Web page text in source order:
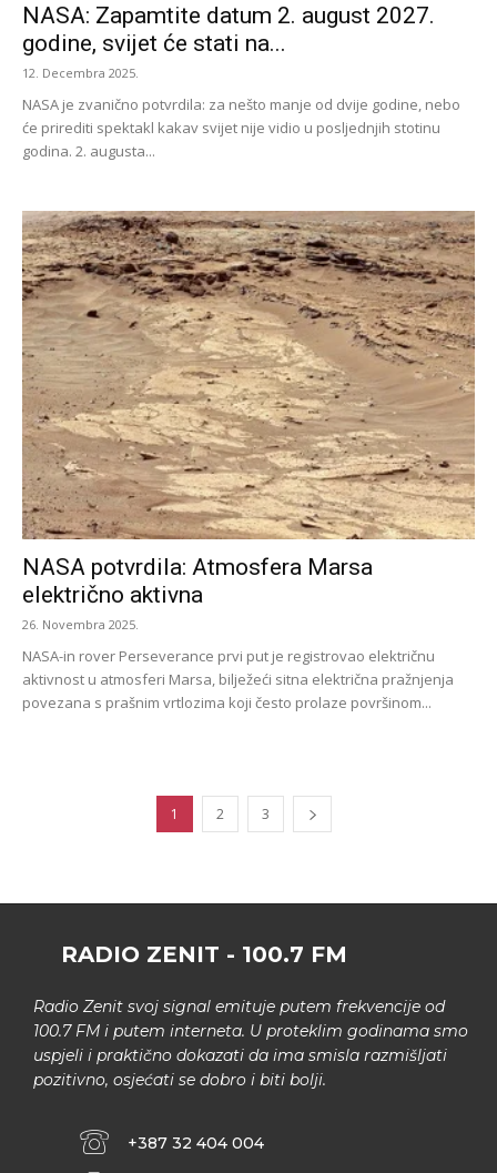
NASA: Zapamtite datum 2. august 2027.
godine, svijet će stati na...
12. Decembra 2025.
NASA je zvanično potvrdila: za nešto manje od dvije godine, nebo
će prirediti spektakl kakav svijet nije vidio u posljednjih stotinu
godina. 2. augusta...
NASA potvrdila: Atmosfera Marsa
električno aktivna
26. Novembra 2025.
NASA-in rover Perseverance prvi put je registrovao električnu
aktivnost u atmosferi Marsa, bilježeći sitna električna pražnjenja
povezana s prašnim vrtlozima koji često prolaze površinom...
1 2 3
RADIO ZENIT - 100.7 FM
Radio Zenit svoj signal emituje putem frekvencije od
100.7 FM i putem interneta. U proteklim godinama smo
uspjeli i praktično dokazati da ima smisla razmišljati
pozitivno, osjećati se dobro i biti bolji.
+387 32 404 004